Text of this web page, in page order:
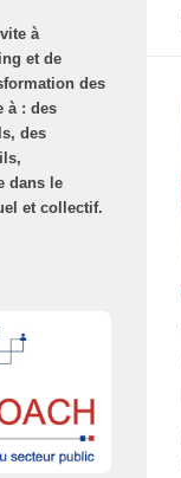
à
et de
des
à : des
des
dans le
et collectif.